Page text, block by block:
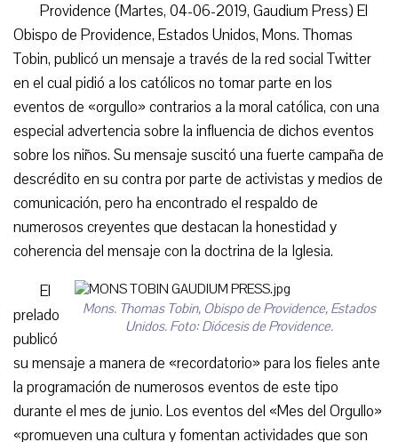
Providence (Martes, 04-06-2019, Gaudium Press) El
Obispo de Providence, Estados Unidos, Mons. Thomas
Tobin, publicó un mensaje a través de la red social Twitter
en el cual pidió a los católicos no tomar parte en los
eventos de «orgullo» contrarios a la moral católica, con una
especial advertencia sobre la influencia de dichos eventos
sobre los niños. Su mensaje suscitó una fuerte campaña de
descrédito en su contra por parte de activistas y medios de
comunicación, pero ha encontrado el respaldo de
numerosos creyentes que destacan la honestidad y
coherencia del mensaje con la doctrina de la Iglesia.
Mons. Thomas Tobin, Obispo de Providence, Estados
Unidos. Foto: Diócesis de Providence.
El
prelado
publicó
su mensaje a manera de «recordatorio» para los fieles ante
la programación de numerosos eventos de este tipo
durante el mes de junio. Los eventos del «Mes del Orgullo»
«promueven una cultura y fomentan actividades que son